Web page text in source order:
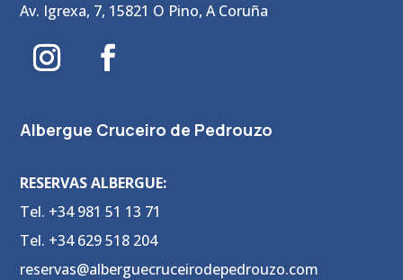
Av. Igrexa, 7, 15821 O Pino, A Coruña
Albergue Cruceiro de Pedrouzo
RESERVAS ALBERGUE:
Tel. +34 981 51 13 71
Tel. +34 629 518 204
reservas@alberguecruceirodepedrouzo.com